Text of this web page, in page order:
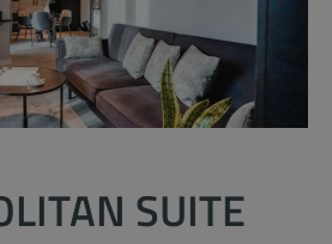
SUITE